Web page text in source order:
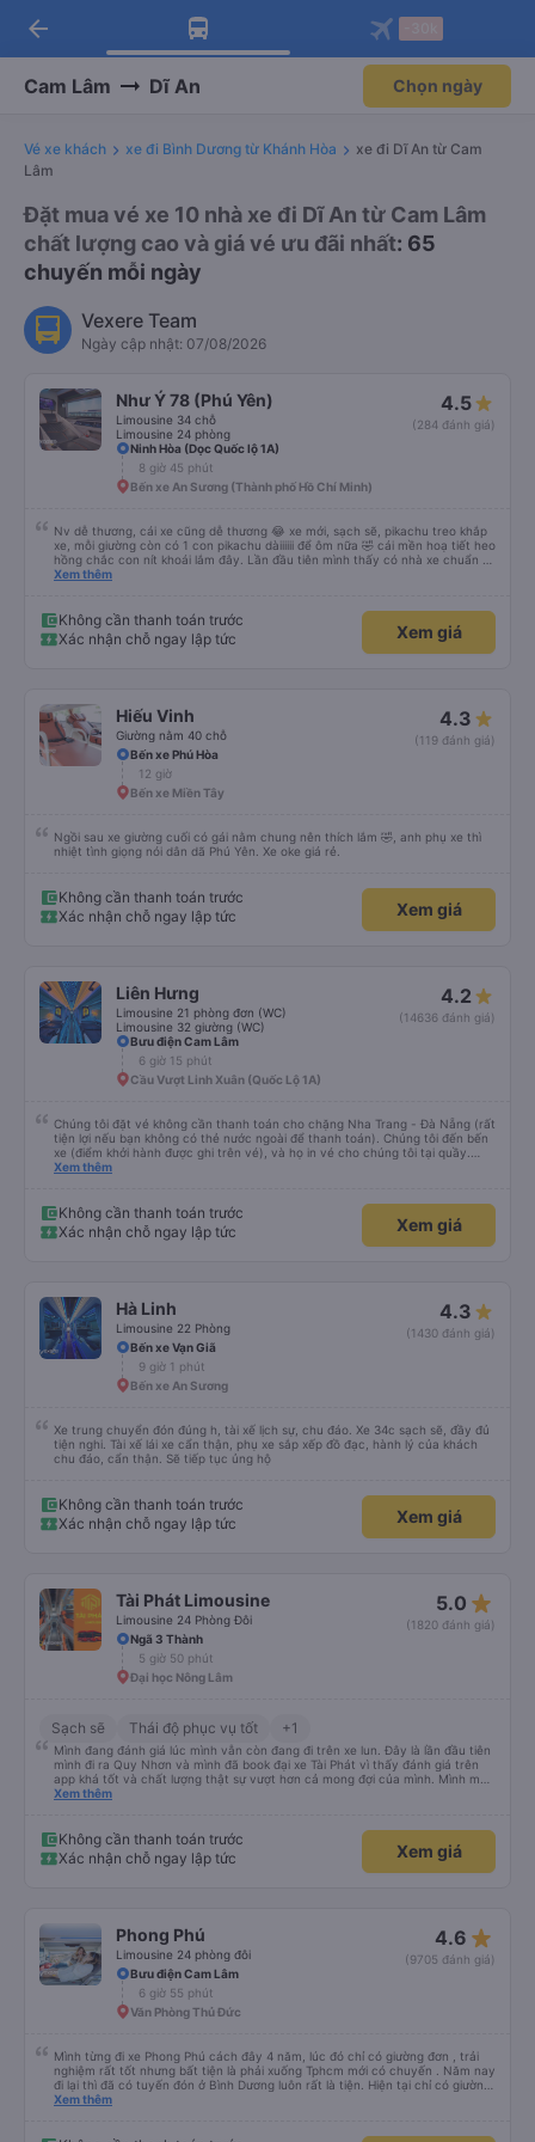
Tải app Vexere ngay!
Nhận ưu đãi thành viên độc
Mở app
Tải app Vexere
-30k/ghế khi đặt vé máy bay qua
Mở app
arrow_back
Cam Lâm Dĩ An Chọn ngày
Vé xe khách xe đi Bình Dương từ Khánh Hòa
xe đi Dĩ An từ Cam
Lâm
Đặt mua vé xe 10 nhà xe đi Dĩ An từ Cam Lâm
chất lượng cao và giá vé ưu đãi nhất: 65
chuyến mỗi ngày
Vexere Team
Ngày cập nhật: 07/08/2026
Như Ý 78 (Phú Yên)
Limousine 34 chỗ
Limousine 24 phòng
4.5
(284 đánh giá)
Ninh Hòa (Dọc Quốc lộ 1A)
8 giờ 45 phút
Bến xe An Sương (Thành phố Hồ Chí Minh)
Nv dễ thương, cái xe cũng dễ thương 😂 xe mới, sạch sẽ, pikachu treo khắp
xe, mỗi giường còn có 1 con pikachu dàiiiiii để ôm nữa 🤣 cái mền hoạ tiết heo
hồng chắc con nít khoái lắm đây. Lần đầu tiên mình thấy có nhà xe chuẩn bị
cả bàn chải đánh răng. Có 2 ông bà cụ lên xe còn được nv dẫn tới tận nơi để
Xem thêm
Không cần thanh toán trước
Xác nhận chỗ ngay lập tức
Xem giá
Hiếu Vinh
Giường nằm 40 chỗ
4.3
(119 đánh giá)
Bến xe Phú Hòa
12 giờ
Bến xe Miền Tây
Ngồi sau xe giường cuối có gái nằm chung nên thích lắm 🤣, anh phụ xe thì
nhiệt tình giọng nói dân dã Phú Yên. Xe oke giá rẻ.
Không cần thanh toán trước
Xác nhận chỗ ngay lập tức
Xem giá
Liên Hưng
Limousine 21 phòng đơn (WC)
Limousine 32 giường (WC)
4.2
(14636 đánh giá)
Bưu điện Cam Lâm
6 giờ 15 phút
Cầu Vượt Linh Xuân (Quốc Lộ 1A)
Chúng tôi đặt vé không cần thanh toán cho chặng Nha Trang - Đà Nẵng (rất
tiện lợi nếu bạn không có thẻ nước ngoài để thanh toán). Chúng tôi đến bến
xe (điểm khởi hành được ghi trên vé), và họ in vé cho chúng tôi tại quầy.
Chúng tôi cũng quyết định mua vé chiều về trực tiếp tại quầy, vì giá vé trên
ấm hoặc áo khoác mỏng, vì thỉnh thoảng trời khá lạnh, và chăn mền thì hơi
cũ, nhưng vẫn có sẵn. Cổng USB để sạc điện thoại hoạt động tốt, và có giấy
vệ sinh. Mọi thứ khá sạch sẽ. Chúng tôi trở về từ Đà Nẵng (bến xe Đà Nẵng,
được đưa đến ga bằng xe buýt nhỏ. Họ cũng vận chuyển hàng hóa trong
suốt chuyến đi, và có thể sẽ có những điểm dừng chân. Tôi khuyên bạn nên
chọn công ty này và đặt chỗ ngồi VIP.
Xem thêm
Không cần thanh toán trước
Xác nhận chỗ ngay lập tức
Xem giá
Hà Linh
Limousine 22 Phòng
4.3
(1430 đánh giá)
Bến xe Vạn Giã
9 giờ 1 phút
Bến xe An Sương
Xe trung chuyển đón đúng h, tài xế lịch sự, chu đáo. Xe 34c sạch sẽ, đầy đủ
tiện nghi. Tài xế lái xe cẩn thận, phụ xe sắp xếp đồ đạc, hành lý của khách
chu đáo, cẩn thận. Sẽ tiếp tục ủng hộ
Không cần thanh toán trước
Xác nhận chỗ ngay lập tức
Xem giá
Tài Phát Limousine
Limousine 24 Phòng Đôi
5.0 star_rate
(1820 đánh giá)
Ngã 3 Thành
5 giờ 50 phút
Đại học Nông Lâm
Sạch sẽ Thái độ phục vụ tốt +1
Mình đang đánh giá lúc mình vẫn còn đang đi trên xe lun. Đây là lần đầu tiên
mình đi ra Quy Nhơn và mình đã book đại xe Tài Phát vì thấy đánh giá trên
app khá tốt và chất lượng thật sự vượt hơn cả mong đợi của mình. Mình mua
giường đôi và vừa đủ cho 2 người. Nhân viên của nhà xe phải nói là siêu nhiệt
trung chuyển và lên xe lớn thì luôn hỗ trợ xách vali giùm tụi mình. Trên xe thì
có cả bánh và sữa miễn phí cho khách còn chuẩn bị cả thuốc say xe, dép,
mền, gối và đặc biệt là có gối ôm. Nchung là phải chấm nhà xe 10 sao mới
Xem thêm
Không cần thanh toán trước
Xác nhận chỗ ngay lập tức
Xem giá
Phong Phú
Limousine 24 phòng đôi
4.6 star_rate
(9705 đánh giá)
Bưu điện Cam Lâm
6 giờ 55 phút
Văn Phòng Thủ Đức
Mình từng đi xe Phong Phú cách đây 4 năm, lúc đó chỉ có giường đơn , trải
nghiệm rất tốt nhưng bất tiện là phải xuống Tphcm mới có chuyến . Năm nay
đi lại thì đã có tuyến đón ở Bình Dương luôn rất là tiện. Hiện tại chỉ có giường
đôi , đọc review thấy mn đánh giá ko tốt giường chậc này nọ , thái độ của tài
Xem thêm